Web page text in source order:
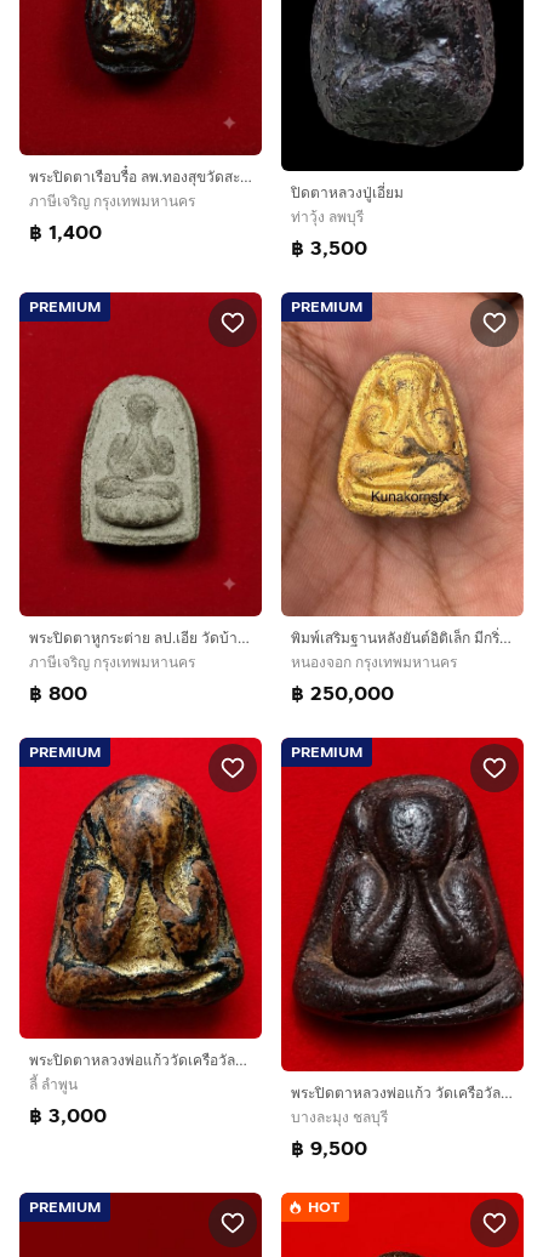
พระปิดตาเรือบรื๋อ ลพ.ทองสุขวัดสะพานสูง
ภาษีเจริญ กรุงเทพมหานคร
฿ 1,400
ปิดตาหลวงปู่เอี่ยม
ท่าวุ้ง ลพบุรี
฿ 3,500
PREMIUM
พระปิดตาหูกระต่าย ลป.เอีย วัดบ้านด่าน
ภาษีเจริญ กรุงเทพมหานคร
฿ 800
PREMIUM
พิมพ์เสริมฐานหลังยันต์อิติเล็ก มีกริ่ง มีจุด ก้นจาร พระปิดตาหลวงปู่เฮี้ยง วัดป่า
หนองจอก กรุงเทพมหานคร
฿ 250,000
PREMIUM
พระปิดตาหลวงพ่อแก้ววัดเครือวัลย์พิมพ์ใหญ่หลังแบบลงรักปิดทองเดิมๆ
ลี้ ลำพูน
฿ 3,000
PREMIUM
พระปิดตาหลวงพ่อแก้ว วัดเครือวัลย์ พิมพ์ใหญ่หลังแบบ
บางละมุง ชลบุรี
฿ 9,500
PREMIUM HOT